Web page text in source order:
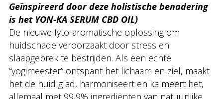
Geïnspireerd door deze holistische benadering
is het YON-KA SERUM CBD OIL)
De nieuwe fyto-aromatische oplossing om
huidschade veroorzaakt door stress en
slaapgebrek te bestrijden. Als een echte
“yogimeester” ontspant het lichaam en ziel, maakt
het de huid glad, harmoniseert en kalmeert het,